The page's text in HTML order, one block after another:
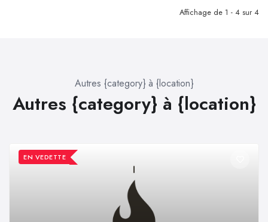
Affichage de 1 - 4 sur 4
Autres {category} à {location}
Autres {category} à {location}
EN VEDETTE